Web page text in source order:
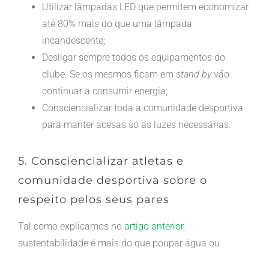
Utilizar lâmpadas LED que permitem economizar
até 80% mais do que uma lâmpada
incandescente;
Desligar sempre todos os equipamentos do
clube. Se os mesmos ficam em stand byvão
continuar a consumir energia;
Consciencializar toda a comunidade desportiva
para manter acesas só as luzes necessárias.
5. Consciencializar atletas e
comunidade desportiva sobre o
respeito pelos seus pares
Tal como explicamos no artigo anterior,
sustentabilidade é mais do que poupar água ou